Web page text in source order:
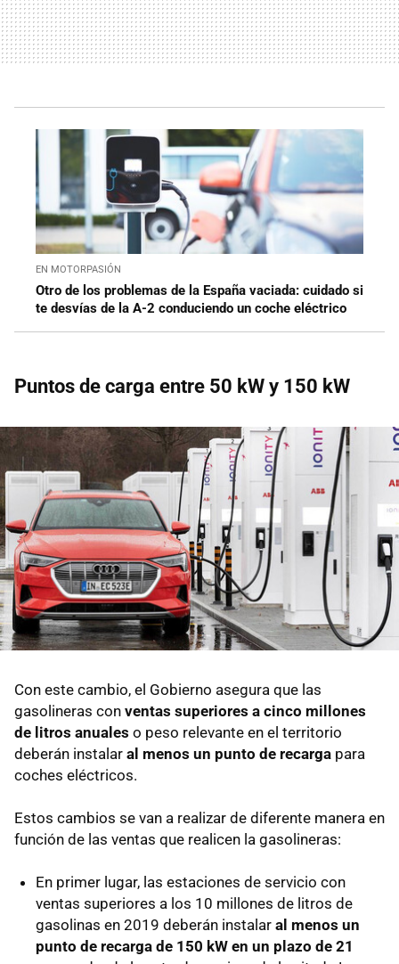
EN MOTORPASIÓN
Otro de los problemas de la España vaciada: cuidado si
te desvías de la A-2 conduciendo un coche eléctrico
Puntos de carga entre 50 kW y 150 kW
Con este cambio, el Gobierno asegura que las
gasolineras con ventas superiores a cinco millones
de litros anuales o peso relevante en el territorio
deberán instalar al menos un punto de recarga para
coches eléctricos.
Estos cambios se van a realizar de diferente manera en
función de las ventas que realicen la gasolineras:
En primer lugar, las estaciones de servicio con
ventas superiores a los 10 millones de litros de
gasolinas en 2019 deberán instalar al menos un
punto de recarga de 150 kW en un plazo de 21